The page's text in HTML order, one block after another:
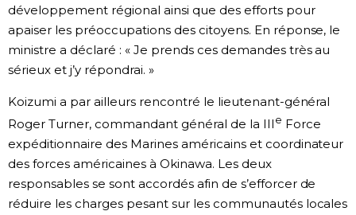
Images
Vidéos
Tokyo
développement régional ainsi que des efforts pour
apaiser les préoccupations des citoyens. En réponse, le
ministre a déclaré : « Je prends ces demandes très au
sérieux et j’y répondrai. »
Koizumi a par ailleurs rencontré le lieutenant-général
Roger Turner, commandant général de la III e Force
expéditionnaire des Marines américains et coordinateur
des forces américaines à Okinawa. Les deux
responsables se sont accordés afin de s’efforcer de
réduire les charges pesant sur les communautés locales